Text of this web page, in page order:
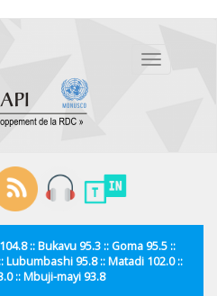
Toggle
:: Bukavu 95.3 :: Goma 95.5 ::
Lubumbashi 95.8 :: Matadi 102.0 ::
:: Mbuji-mayi 93.8